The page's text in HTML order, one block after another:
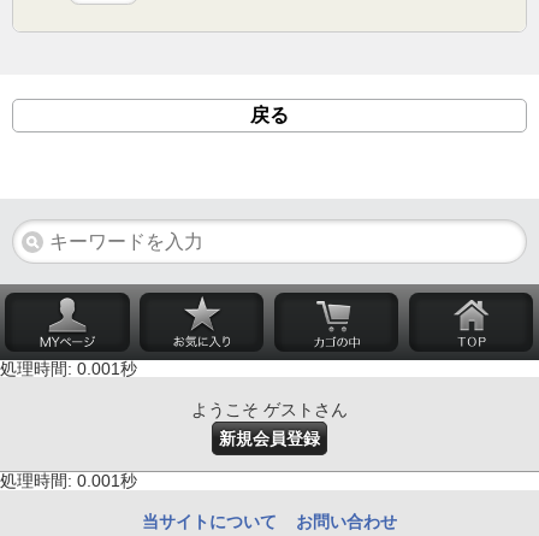
戻る
処理時間: 0.001秒
ようこそ ゲストさん
新規会員登録
処理時間: 0.001秒
当サイトについて お問い合わせ